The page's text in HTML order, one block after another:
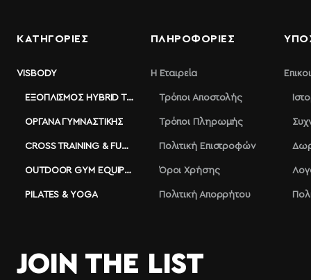
ΚΑΤΗΓΟΡΙΕΣ
VISBODY
ΕΞΟΠΛΙΣΜΌΣ HYBRID TRAINING
ΌΡΓΑΝΑ ΓΥΜΝΑΣΤΙΚΉΣ
CROSS TRAINING & FUNCTIONAL
OUTDOOR GYM EQUIPMENT
PILATES & YOGA
ΠΛΗΡΟΦΟΡΊΕΣ
Η Εταιρεία
Τρόποι Αποστολής
Τρόποι Πληρωμής
Πολιτική Επιστροφών
Όροι Χρήσης
Πολιτική Απορρήτου
JOIN THE LIST